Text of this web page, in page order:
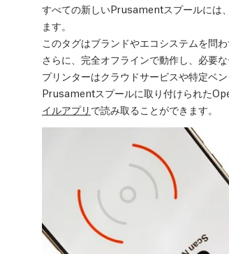
すべての新しいPrusamentスプールには、
ます。
このタグはブランドやエコシステムを問
さらに、完全オフラインで動作し、必要
プリンターはクラウドサービスや特定ベ
Prusamentスプールに取り付けられた
イルアプリ で読み取ることができます。